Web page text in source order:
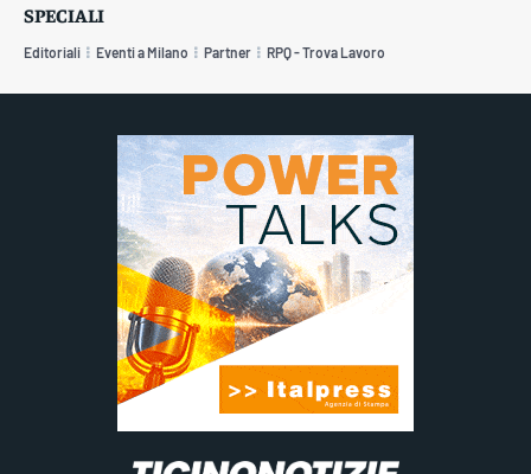
SPECIALI
Editoriali Eventi a Milano Partner RPQ - Trova Lavoro